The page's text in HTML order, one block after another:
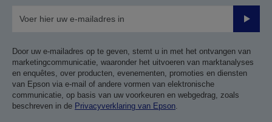
Door uw e-mailadres op te geven, stemt u in met het ontvangen van
marketingcommunicatie, waaronder het uitvoeren van marktanalyses
en enquêtes, over producten, evenementen, promoties en diensten
van Epson via e-mail of andere vormen van elektronische
communicatie, op basis van uw voorkeuren en webgedrag, zoals
beschreven in de Privacyverklaring van Epson